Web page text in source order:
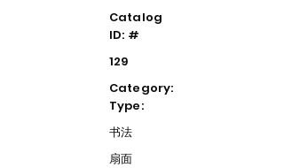
Catalog
ID: #
129
Category:
Type:
书法
扇面